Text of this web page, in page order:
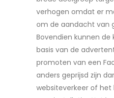
verhogen omdat er
om de aandacht van
Bovendien kunnen de
basis van de
promoten van een
anders geprijsd zijn
websiteverkeer of het